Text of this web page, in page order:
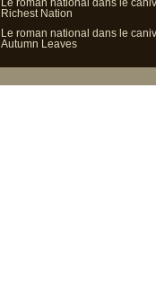
Le roman national dans le
Richest Nation
Le roman national dans le
Autumn Leaves